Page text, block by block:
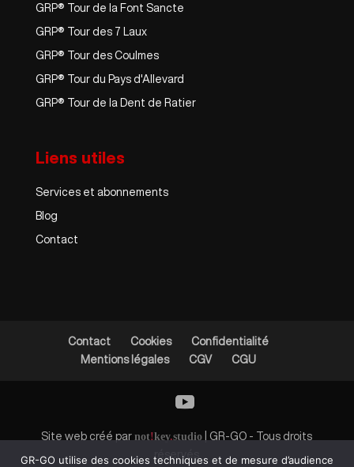
GRP® Tour de la Font Sancte
GRP® Tour des 7 Laux
GRP® Tour des Coulmes
GRP® Tour du Pays d'Allevard
GRP® Tour de la Dent de Ratier
Liens utiles
Services et abonnements
Blog
Contact
Contact Cookies
Confidentialité
Mentions légales
CGV CGU
Site web créé parnot!key.studio | GR-GO - Tous droits
réservés
GR-GO utilise des cookies techniques et de mesure d’audience